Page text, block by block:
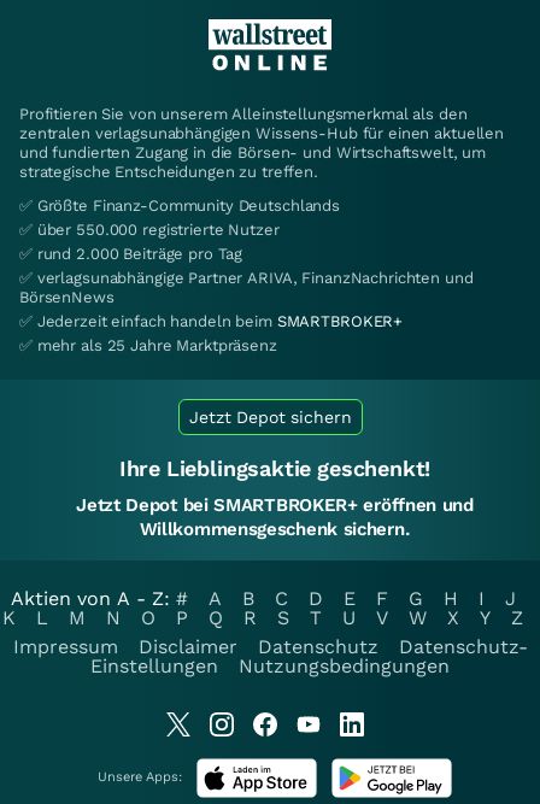
Profitieren Sie von unserem Alleinstellungsmerkmal als den
zentralen verlagsunabhängigen Wissens-Hub für einen aktuellen
und fundierten Zugang in die Börsen- und Wirtschaftswelt, um
strategische Entscheidungen zu treffen.
✅ Größte Finanz-Community Deutschlands
✅ über 550.000 registrierte Nutzer
✅ rund 2.000 Beiträge pro Tag
✅ verlagsunabhängige Partner ARIVA, FinanzNachrichten und
BörsenNews
✅ Jederzeit einfach handeln beim SMARTBROKER+
✅ mehr als 25 Jahre Marktpräsenz
Jetzt Depot sichern
Ihre Lieblingsaktie geschenkt!
Jetzt Depot bei SMARTBROKER+ eröffnen und
Willkommensgeschenk sichern.
Aktien von A - Z: # A B C D E F G H I
J
K
L M N O P Q R S T U V W X Y
Z
Impressum
Disclaimer Datenschutz
Datenschutz-
Einstellungen
Nutzungsbedingungen
Unsere Apps: